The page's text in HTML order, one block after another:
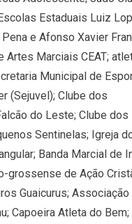
Estaduais Luiz
e Afonso Xavier
Artes Marciais CEAT;
Municipal de
(Sejuvel); Clube dos
do Leste; Clube dos
Sentinelas; Igreja
Banda Marcial de
grossense de Ação
Guaicurus; Associação
Capoeira Atleta do Bem;